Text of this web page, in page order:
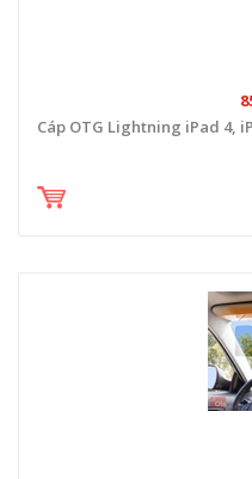
Cáp OTG Lightning iPad 4,